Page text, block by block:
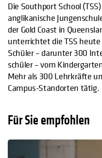
Die Southport School
anglikanische
der Gold Coast in
unterrichtet die TSS
Schüler – darunter 300
schüler – vom
Mehr als 300 Lehrkräfte
Campus-Standorten tätig.
Für Sie empfohlen